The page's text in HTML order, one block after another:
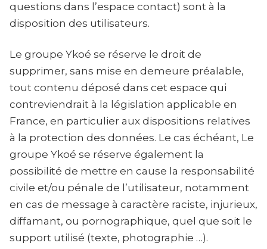
questions dans l’espace contact) sont à la
disposition des utilisateurs.
Le groupe Ykoé se réserve le droit de
supprimer, sans mise en demeure préalable,
tout contenu déposé dans cet espace qui
contreviendrait à la législation applicable en
France, en particulier aux dispositions relatives
à la protection des données. Le cas échéant, Le
groupe Ykoé se réserve également la
possibilité de mettre en cause la responsabilité
civile et/ou pénale de l’utilisateur, notamment
en cas de message à caractère raciste, injurieux,
diffamant, ou pornographique, quel que soit le
support utilisé (texte, photographie …).